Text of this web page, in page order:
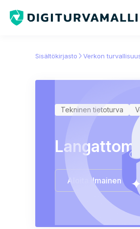
Sisältökirjasto Verkon
Tekninen tietoturva
Aloita ilmainen